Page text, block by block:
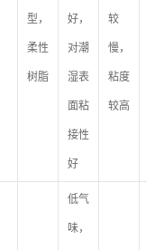
型，
柔性
树脂
好，
对潮
湿表
面粘
接性
好
较
慢，
粘度
较高
低气
味，